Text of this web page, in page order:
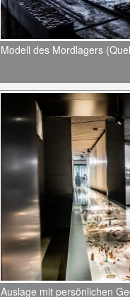
Modell des Mordlagers
Auslage mit persönlichen